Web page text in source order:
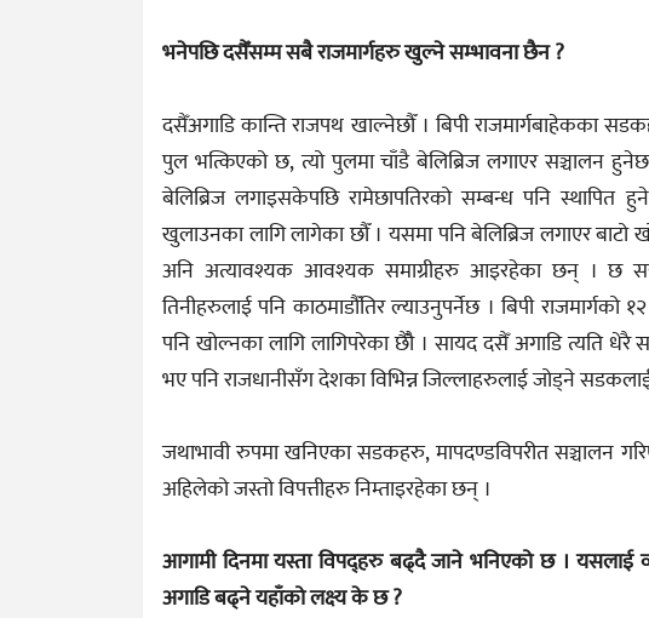
भनेपछि दसैँसम्म सबै राजमार्गहरु खुल्ने सम्भावना छैन ?
दसैँअगाडि कान्ति राजपथ खाल्नेछौँ । बिपी राजमार्गबाहेकका
पुल भत्किएको छ, त्यो पुलमा चाँडै बेलिब्रिज लगाएर सञ्चालन
बेलिब्रिज लगाइसकेपछि रामेछापतिरको सम्बन्ध पनि स्थापित
खुलाउनका लागि लागेका छौँ । यसमा पनि बेलिब्रिज लगाएर बाटो
अनि अत्यावश्यक आवश्यक समाग्रीहरु आइरहेका छन् । छ
तिनीहरुलाई पनि काठमाडौँतिर ल्याउनुपर्नेछ । बिपी
पनि खोल्नका लागि लागिपरेका छौैँ । सायद दसैँ अगाडि त्यति
भए पनि राजधानीसँग देशका विभिन्न जिल्लाहरुलाई जोड्ने
जथाभावी रुपमा खनिएका सडकहरु, मापदण्डविपरीत सञ्चालन
अहिलेको जस्तो विपत्तीहरु निम्ताइरहेका छन् ।
आगामी दिनमा यस्ता विपद्हरु बढ्दै जाने भनिएको छ । यसलाई
अगाडि बढ्ने यहाँको लक्ष्य के छ ?